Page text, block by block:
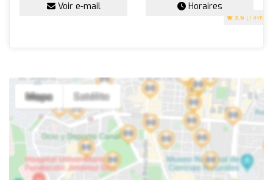
3.6 (7 avis)
Voir e-mail Horaires